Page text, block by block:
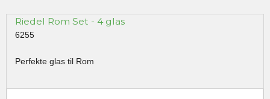
Riedel Rom Set - 4 glas
6255
Perfekte glas til Rom